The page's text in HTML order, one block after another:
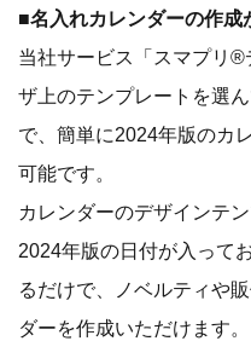
■名入れカレンダーの作成
当社サービス「スマプリ
ザ上のテンプレートを選
で、簡単に2024年版のカ
可能です。
カレンダーのデザインテ
2024年版の日付が入って
るだけで、ノベルティや
ダーを作成いただけます。